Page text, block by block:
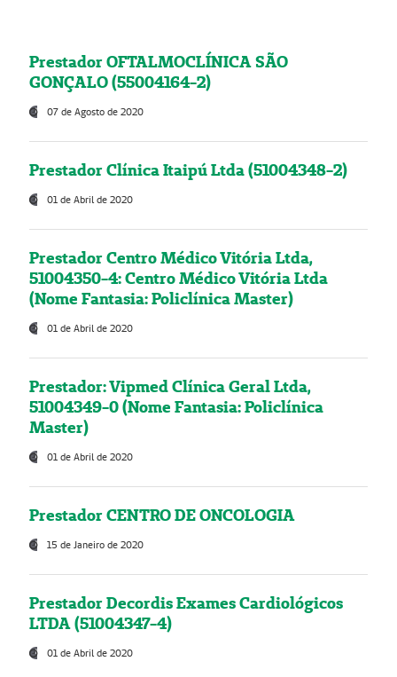
Prestador OFTALMOCLÍNICA SÃO
GONÇALO (55004164-2)
07 de Agosto de 2020
Prestador Clínica Itaipú Ltda (51004348-2)
01 de Abril de 2020
Prestador Centro Médico Vitória Ltda,
51004350-4: Centro Médico Vitória Ltda
(Nome Fantasia: Policlínica Master)
01 de Abril de 2020
Prestador: Vipmed Clínica Geral Ltda,
51004349-0 (Nome Fantasia: Policlínica
Master)
01 de Abril de 2020
Prestador CENTRO DE ONCOLOGIA
15 de Janeiro de 2020
Prestador Decordis Exames Cardiológicos
LTDA (51004347-4)
01 de Abril de 2020